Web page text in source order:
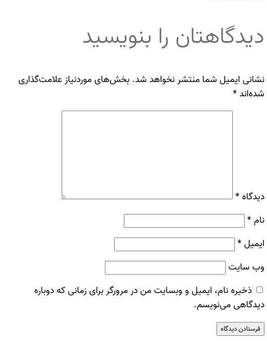
دیدگاهتان را بنویسید
نشانی ایمیل شما منتشر نخواهد شد. بخش‌های موردنیاز علامت‌گذاری
شده‌اند*
دیدگاه*
نام*
ایمیل*
وب‌ سایت
ذخیره نام، ایمیل و وبسایت من در مرورگر برای زمانی که دوباره
دیدگاهی می‌نویسم.